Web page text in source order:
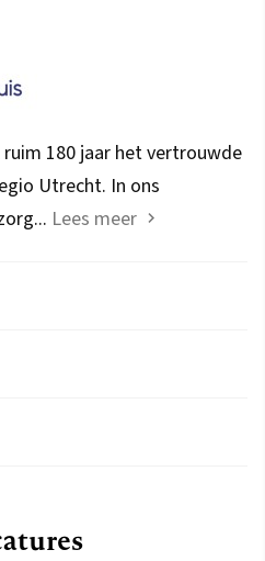
180 jaar het vertrouwde
Utrecht. In ons
Lees meer